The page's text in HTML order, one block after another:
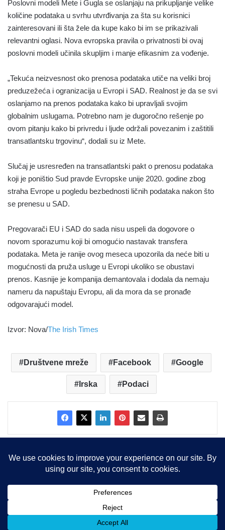
Poslovni modeli Mete i Gugla se oslanjaju na prikupljanje velike
količine podataka u svrhu utvrđivanja za šta su korisnici
zainteresovani ili šta žele da kupe kako bi im se prikazivali
relevantni oglasi. Nova evropska pravila o privatnosti bi ovaj
poslovni modeli učinila skupljim i manje efikasnim za vođenje.
„Tekuća neizvesnost oko prenosa podataka utiče na veliki broj
preduzežeća i ogranizacija u Evropi i SAD. Realnost je da se svi
oslanjamo na prenos podataka kako bi upravljali svojim
globalnim uslugama. Potrebno nam je dugoročno rešenje po
ovom pitanju kako bi privredu i ljude održali povezanim i zaštitili
transatlantsku trgovinu“, dodali su iz Mete.
Slučaj je usresređen na transatlantski pakt o prenosu podataka
koji je poništio Sud pravde Evropske unije 2020. godine zbog
straha Evrope u pogledu bezbednosti ličnih podataka nakon što
se prenesu u SAD.
Pregovarači EU i SAD do sada nisu uspeli da dogovore o
novom sporazumu koji bi omogućio nastavak transfera
podataka. Meta je ranije ovog meseca upozorila da neće biti u
mogućnosti da pruža usluge u Evropi ukoliko se obustavi
prenos. Kasnije je kompanija demantovala i dodala da nemaju
nameru da napuštaju Evropu, ali da mora da se pronađe
odgovarajući model.
Izvor: Nova/The Irish Times
Društvene mreže Facebook Google
Irska Podaci
Copyright © 2015-2025, Sva prava zadržana | LBS Team d.o.o.
Facebook
X LinkedIn